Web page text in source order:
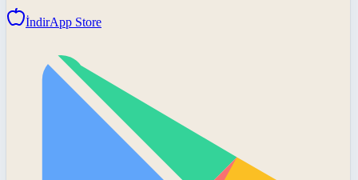
İndirApp Store